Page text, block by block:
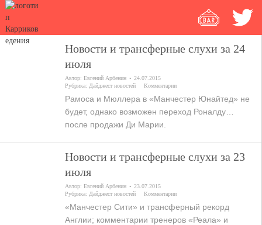
Новости и трансферные слухи за 24
июля
Автор:Евгений Арбенин
24.07.2015
Рубрика: Дайджест новостей Комментарии
Рамоса и Мюллера в «Манчестер Юнайтед» не
будет, однако возможен переход Роналду…
после продажи Ди Марии.
Новости и трансферные слухи за 23
июля
Автор:Евгений Арбенин
23.07.2015
Рубрика: Дайджест новостей Комментарии
«Манчестер Сити» и трансферный рекорд
Англии; комментарии тренеров «Реала» и